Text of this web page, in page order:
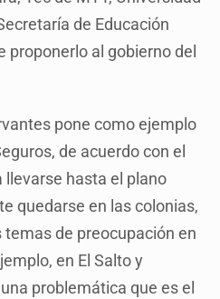
de Educación
proponerlo al gobierno del
pone como ejemplo
de acuerdo con el
hasta el plano
quedarse en las colonias,
de preocupación en
en El Salto y
problemática que es el